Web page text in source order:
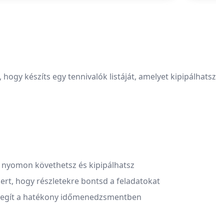
hogy készíts egy tennivalók listáját, amelyet
követhetsz és kipipálhatsz
hogy részletekre bontsd a feladatokat
a hatékony időmenedzsmentben